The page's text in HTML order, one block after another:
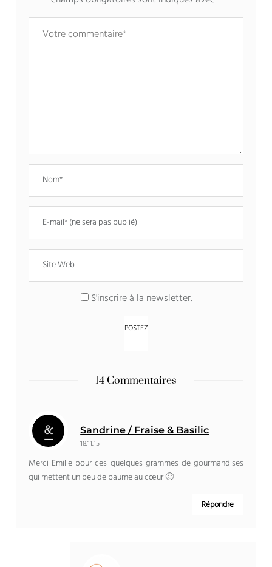
S'inscrire à la newsletter.
14 Commentaires
Sandrine / Fraise & Basilic
18.11.15
Merci Emilie pour ces quelques grammes de gourmandises
qui mettent un peu de baume au cœur 🙂
Répondre